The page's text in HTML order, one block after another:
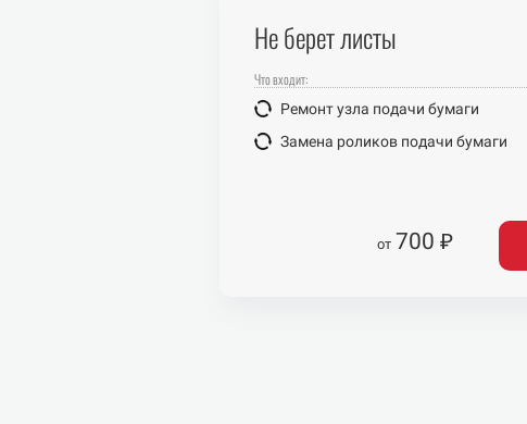
Не берет листы
Что входит:
Ремонт узла подачи бумаги
Замена роликов подачи бумаги
от 700 ₽